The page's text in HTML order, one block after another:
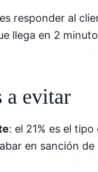
responder al
llega en 2
a evitar
: el 21% es el
en sanción de